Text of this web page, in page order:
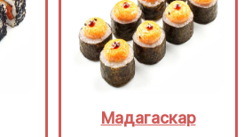
Мадагаскар